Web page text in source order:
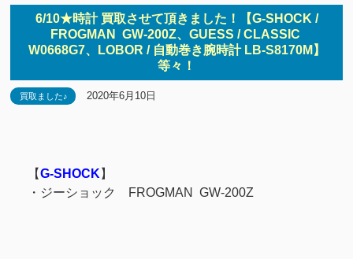
6/10★時計 買取させて頂きました！【G-SHOCK /
FROGMAN GW-200Z、GUESS / CLASSIC
W0668G7、LOBOR / 自動巻き腕時計 LB-S8170M】
等々！
買取ました♪ 2020年6月10日
【G-SHOCK 】
・ジーショック FROGMAN GW-200Z